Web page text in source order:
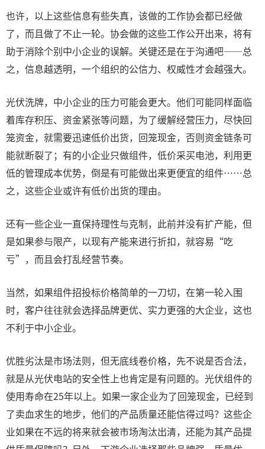
也许，以上这些信息有些失真，该做的工作协会都已经做
了，而且做了不止一轮。协会做的这些工作公开出来，将有
助于消除个别中小企业的误解。关键还是在于沟通吧——总
之，信息越透明，一个组织的公信力、权威性才会越强大。
光伏洗牌，中小企业的压力可能会更大。他们可能同样面临
着库存积压、资金紧张等问题，为了缓解经营压力，尽快回
笼资金，就需要迅速低价出货，回笼现金，否则资金链条可
能就断裂了；有的小企业只做组件，低价采买电池，利用更
低的管理成本优势，倒是有可能做出来更便宜的组件……总
之，这些企业或许有低价出货的理由。
还有一些企业一直保持理性与克制，此前并没有扩产能，但
是如果参与限产，以现有产能来进行折扣，就容易“吃
亏”，而且会打乱经营节奏。
当然，如果组件招投标价格简单的一刀切，在第一轮入围
时，客户往往就会选择品牌更优、实力更强的大企业，这也
不利于中小企业。
优胜劣汰是市场法则，但无底线卷价格，先不说是否合法，
就是从光伏电站的安全性上也肯定是有问题的。光伏组件的
使用寿命在25年以上。如果一家企业为了回笼现金，已经到
了卖血求生的地步，他们的产品质量还能信得过吗？这些企
业如果在不远的将来就会被市场淘汰出清，还能为其产品提